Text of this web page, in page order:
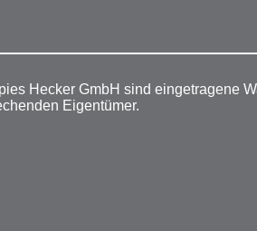
Hecker GmbH sind eingetragene
Eigentümer.